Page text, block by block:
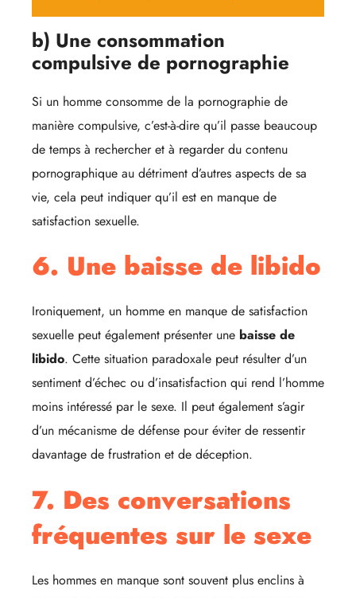
b) Une consommation
compulsive de pornographie
Si un homme consomme de la pornographie de
manière compulsive, c’est-à-dire qu’il passe beaucoup
de temps à rechercher et à regarder du contenu
pornographique au détriment d’autres aspects de sa
vie, cela peut indiquer qu’il est en manque de
satisfaction sexuelle.
6. Une baisse de libido
Ironiquement, un homme en manque de satisfaction
sexuelle peut également présenter une baisse de
libido. Cette situation paradoxale peut résulter d’un
sentiment d’échec ou d’insatisfaction qui rend l’homme
moins intéressé par le sexe. Il peut également s’agir
d’un mécanisme de défense pour éviter de ressentir
davantage de frustration et de déception.
7. Des conversations
fréquentes sur le sexe
Les hommes en manque sont souvent plus enclins à